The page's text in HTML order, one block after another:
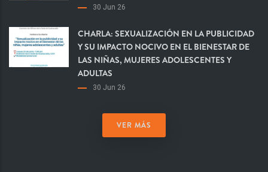
30 Jun 26
CHARLA: SEXUALIZACIÓN EN LA PUBLICIDAD
Y SU IMPACTO NOCIVO EN EL BIENESTAR DE
LAS NIÑAS, MUJERES ADOLESCENTES Y
ADULTAS
30 Jun 26
VER MÁS